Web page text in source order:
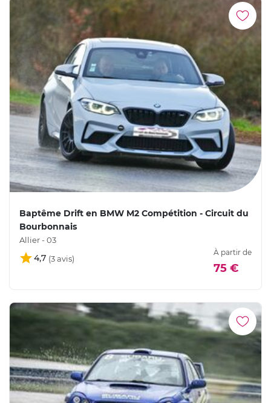
Baptême Drift en BMW M2 Compétition - Circuit du
Bourbonnais
Allier - 03
4,7
À partir de
75 €